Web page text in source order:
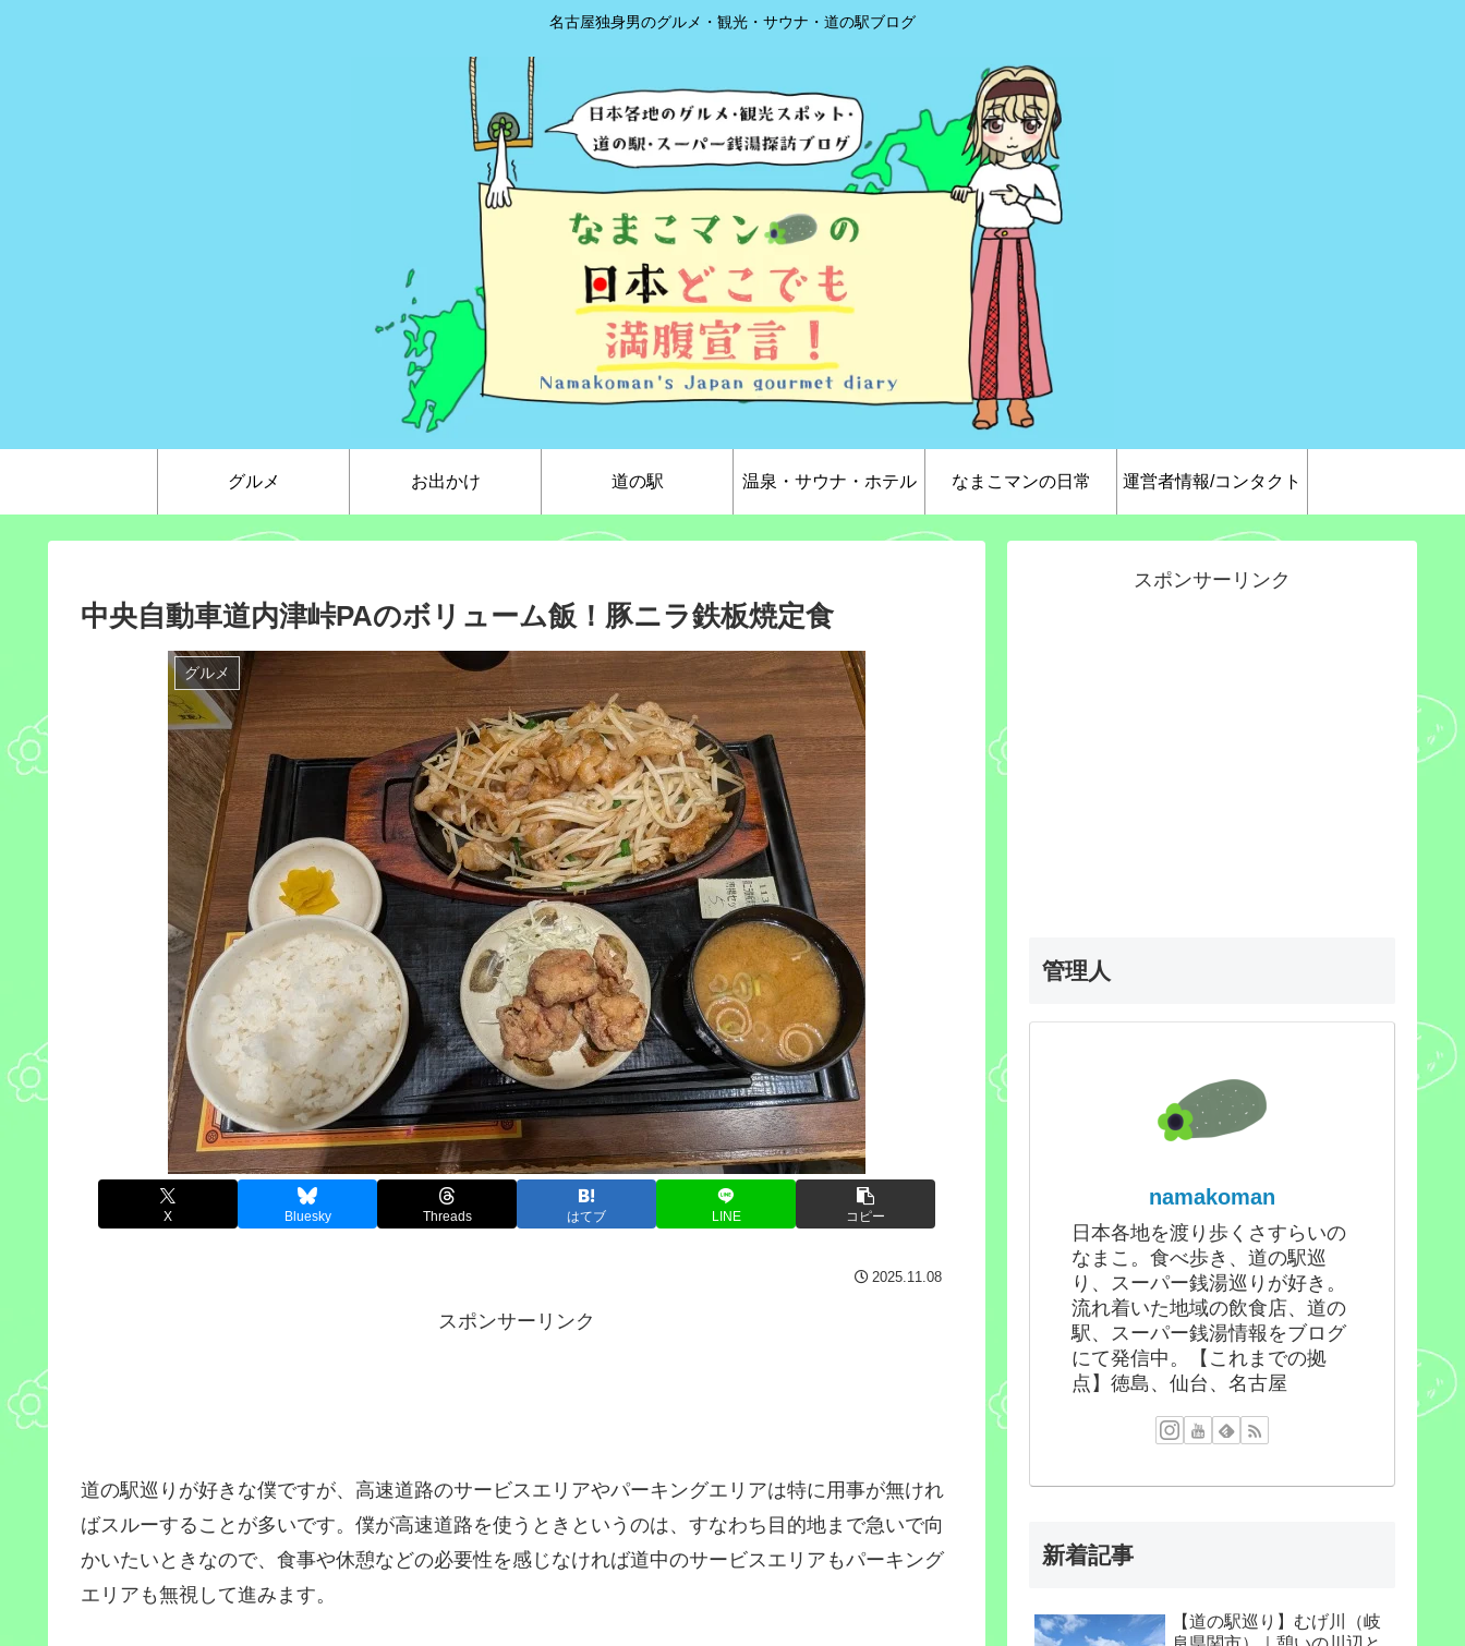
名古屋独身男のグルメ・観光・サウナ・道の駅ブログ
グルメ お出かけ 道の駅 温泉・サウナ・ホテル なまこマンの日常 運営者情報/コンタクト
中央自動車道内津峠PAのボリューム飯！豚ニラ鉄板焼定食
グルメ
X Bluesky Threads はてブ LINE コピー
2025.11.08
スポンサーリンク
道の駅巡りが好きな僕ですが、高速道路のサービスエリアやパーキングエリアは特に用事が無けれ
ばスルーすることが多いです。僕が高速道路を使うときというのは、すなわち目的地まで急いで向
かいたいときなので、食事や休憩などの必要性を感じなければ道中のサービスエリアもパーキング
エリアも無視して進みます。
スポンサーリンク
管理人
namakoman
日本各地を渡り歩くさすらいの
なまこ。食べ歩き、道の駅巡
り、スーパー銭湯巡りが好き。
流れ着いた地域の飲食店、道の
駅、スーパー銭湯情報をブログ
にて発信中。【これまでの拠
点】徳島、仙台、名古屋
新着記事
【道の駅巡り】むげ川（岐